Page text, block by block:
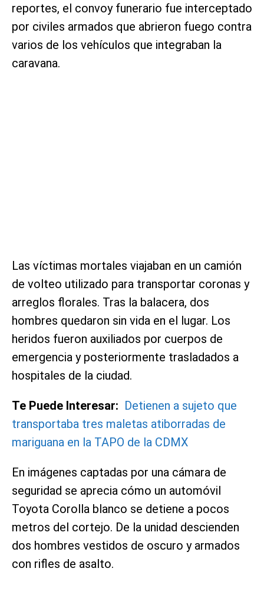
reportes, el convoy funerario fue interceptado
por civiles armados que abrieron fuego contra
varios de los vehículos que integraban la
caravana.
Las víctimas mortales viajaban en un camión
de volteo utilizado para transportar coronas y
arreglos florales. Tras la balacera, dos
hombres quedaron sin vida en el lugar. Los
heridos fueron auxiliados por cuerpos de
emergencia y posteriormente trasladados a
hospitales de la ciudad.
Te Puede Interesar: Detienen a sujeto que
transportaba tres maletas atiborradas de
mariguana en la TAPO de la CDMX
En imágenes captadas por una cámara de
seguridad se aprecia cómo un automóvil
Toyota Corolla blanco se detiene a pocos
metros del cortejo. De la unidad descienden
dos hombres vestidos de oscuro y armados
con rifles de asalto.